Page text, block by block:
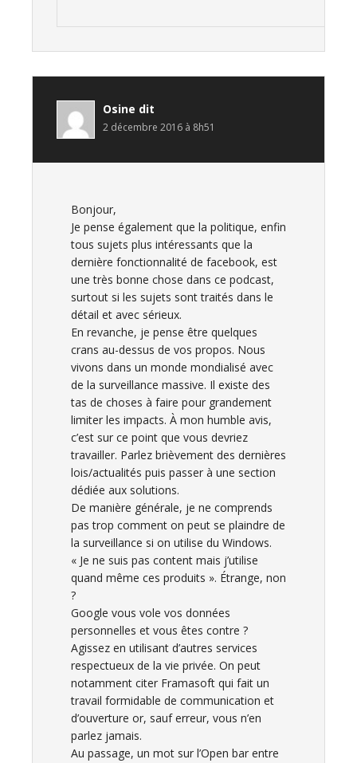
Osine dit
2 décembre 2016 à 8h51
Bonjour,
Je pense également que la politique, enfin
tous sujets plus intéressants que la
dernière fonctionnalité de facebook, est
une très bonne chose dans ce podcast,
surtout si les sujets sont traités dans le
détail et avec sérieux.
En revanche, je pense être quelques
crans au-dessus de vos propos. Nous
vivons dans un monde mondialisé avec
de la surveillance massive. Il existe des
tas de choses à faire pour grandement
limiter les impacts. À mon humble avis,
c’est sur ce point que vous devriez
travailler. Parlez brièvement des dernières
lois/actualités puis passer à une section
dédiée aux solutions.
De manière générale, je ne comprends
pas trop comment on peut se plaindre de
la surveillance si on utilise du Windows.
« Je ne suis pas content mais j’utilise
quand même ces produits ». Étrange, non
?
Google vous vole vos données
personnelles et vous êtes contre ?
Agissez en utilisant d’autres services
respectueux de la vie privée. On peut
notamment citer Framasoft qui fait un
travail formidable de communication et
d’ouverture or, sauf erreur, vous n’en
parlez jamais.
Au passage, un mot sur l’Open bar entre